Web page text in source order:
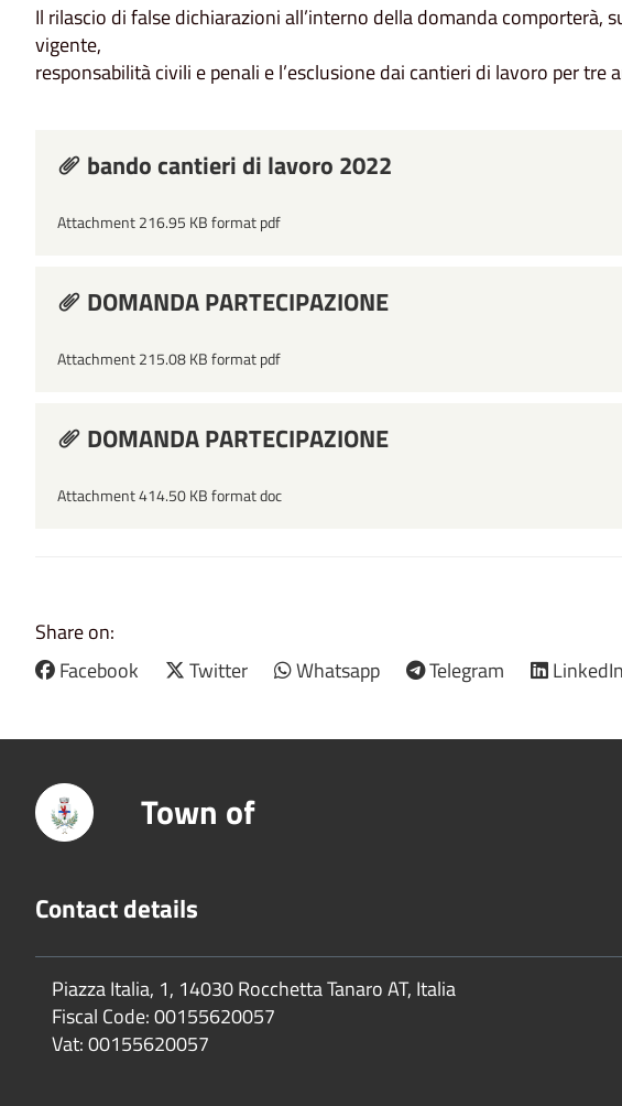
Il rilascio di false dichiarazioni all’interno della domanda comporterà,
vigente,
responsabilità civili e penali e l’esclusione dai cantieri di lavoro per tre
bando cantieri di lavoro 2022
Attachment 216.95 KB format pdf
DOMANDA PARTECIPAZIONE
Attachment 215.08 KB format pdf
DOMANDA PARTECIPAZIONE
Attachment 414.50 KB format doc
Share on:
Facebook
Twitter Whatsapp Telegram LinkedIn
Town of
Contact details
Piazza Italia, 1, 14030 Rocchetta Tanaro AT, Italia
Fiscal Code:00155620057
Vat:00155620057